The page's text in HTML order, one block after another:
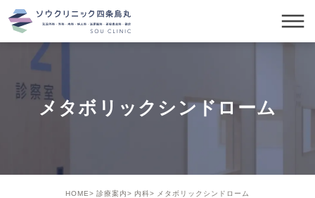
メタボリックシンドローム
HOME 診療案内 内科 メタボリックシンドローム